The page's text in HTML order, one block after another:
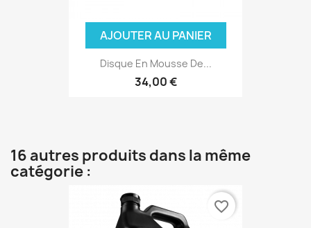
AJOUTER AU PANIER
Disque En Mousse De...
34,00 €
16 autres produits dans la même
catégorie :
favorite_border